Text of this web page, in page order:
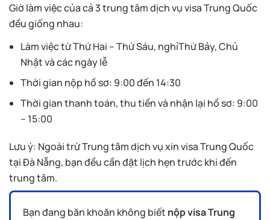
Giờ làm việc của cả 3 trung tâm dịch vụ visa Trung Quốc
đều giống nhau:
Làm việc từ Thứ Hai – Thứ Sáu, nghỉThứ Bảy, Chủ
Nhật và các ngày lễ
Thời gian nộp hồ sơ: 9:00 đến 14:30
Thời gian thanh toán, thu tiền và nhận lại hồ sơ: 9:00
– 15:00
Lưu ý: Ngoài trừ Trung tâm dịch vụ xin visa Trung Quốc
tại Đà Nẵng, bạn đều cần đặt lịch hẹn trước khi đến
trung tâm.
Bạn đang băn khoăn không biết nộp visa Trung